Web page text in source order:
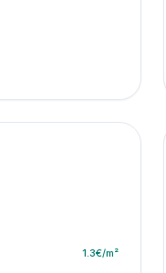
1.3€/m²